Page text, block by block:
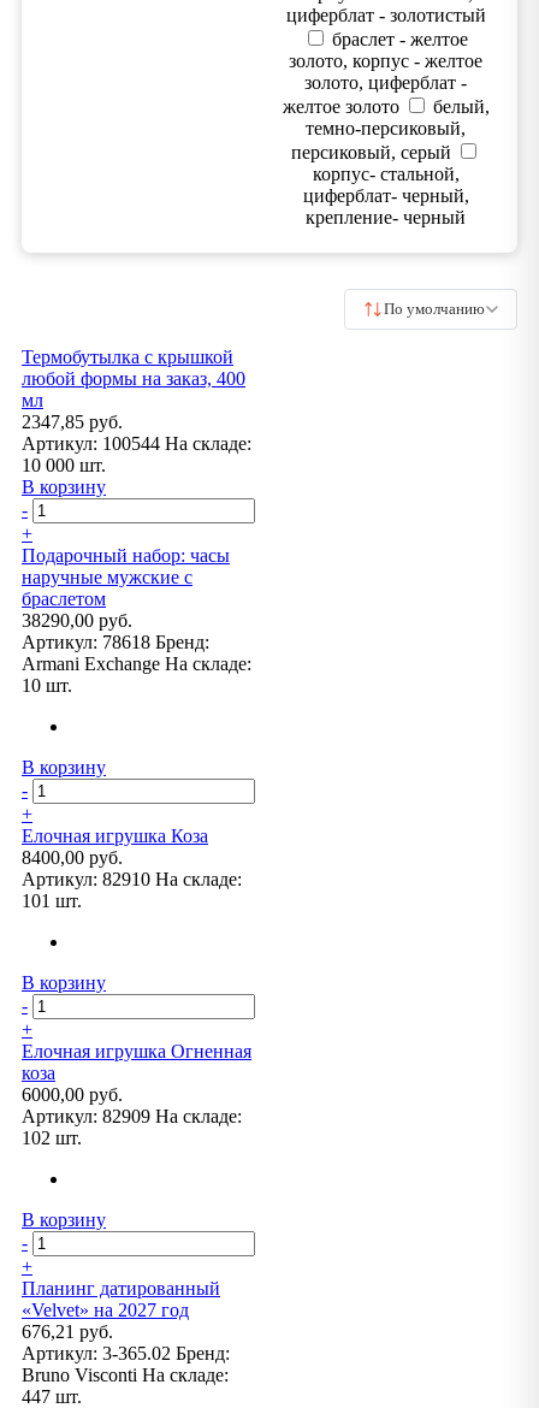
циферблат - золотистый
браслет - желтое
золото, корпус - желтое
золото, циферблат -
желтое золото
белый,
темно-персиковый,
персиковый, серый
корпус- стальной,
циферблат- черный,
крепление- черный
По умолчанию
Термобутылка с крышкой
любой формы на заказ, 400
мл
2347,85 руб.
Артикул: 100544 На складе:
10 000 шт.
В корзину
-
+
Подарочный набор: часы
наручные мужские с
браслетом
38290,00 руб.
Артикул: 78618 Бренд:
Armani Exchange На складе:
10 шт.
В корзину
-
+
Елочная игрушка Коза
8400,00 руб.
Артикул: 82910 На складе:
101 шт.
В корзину
-
+
Елочная игрушка Огненная
коза
6000,00 руб.
Артикул: 82909 На складе:
102 шт.
В корзину
-
+
Планинг датированный
«Velvet» на 2027 год
676,21 руб.
Артикул: 3-365.02 Бренд:
Bruno Visconti На складе:
447 шт.